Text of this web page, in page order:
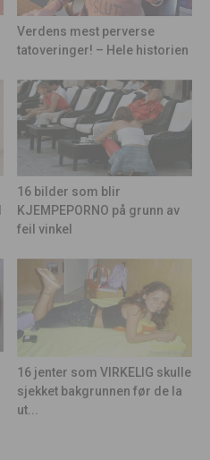
Verdens mest perverse
tatoveringer! – Hele historien
16 bilder som blir
KJEMPEPORNO på grunn av
feil vinkel
16 jenter som VIRKELIG skulle
sjekket bakgrunnen før de la
ut...